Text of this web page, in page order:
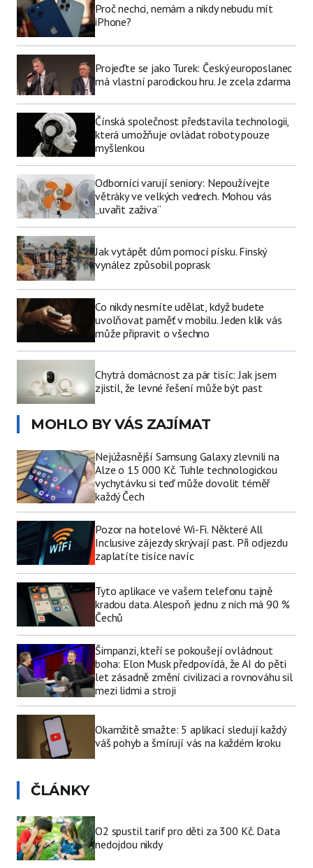
Proč nechci, nemám a nikdy nebudu mít
iPhone?
Projeďte se jako Turek: Český europoslanec
má vlastní parodickou hru. Je zcela zdarma
Čínská společnost představila technologii,
která umožňuje ovládat roboty pouze
myšlenkou
Odborníci varují seniory: Nepoužívejte
větráky ve velkých vedrech. Mohou vás
„uvařit zaživa“
Jak vytápět dům pomocí písku. Finský
vynález způsobil poprask
Co nikdy nesmíte udělat, když budete
uvolňovat paměť v mobilu. Jeden klik vás
může připravit o všechno
Chytrá domácnost za pár tisíc: Jak jsem
zjistil, že levné řešení může být past
MOHLO BY VÁS ZAJÍMAT
Nejúžasnější Samsung Galaxy zlevnili na
Alze o 15 000 Kč. Tuhle technologickou
vychytávku si teď může dovolit téměř
každý Čech
Pozor na hotelové Wi-Fi. Některé All
Inclusive zájezdy skrývají past. Při odjezdu
zaplatíte tisíce navíc
Tyto aplikace ve vašem telefonu tajně
kradou data. Alespoň jednu z nich má 90 %
Čechů
Šimpanzi, kteří se pokoušejí ovládnout
boha: Elon Musk předpovídá, že AI do pěti
let zásadně změní civilizaci a rovnováhu sil
mezi lidmi a stroji
Okamžitě smažte: 5 aplikací sledují každý
váš pohyb a šmírují vás na každém kroku
ČLÁNKY
O2 spustil tarif pro děti za 300 Kč. Data
nedojdou nikdy